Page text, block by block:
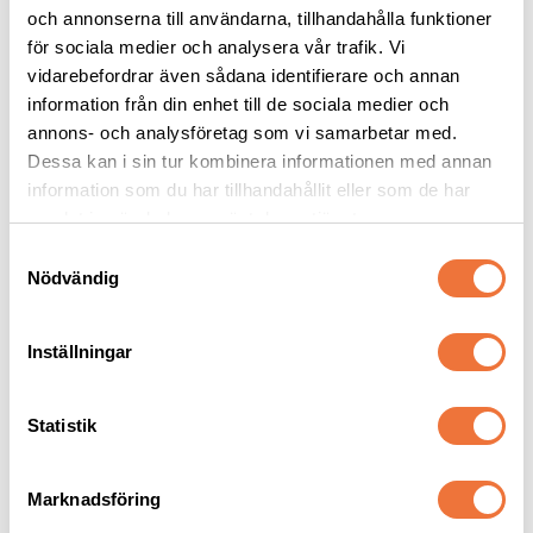
och annonserna till användarna, tillhandahålla funktioner
för sociala medier och analysera vår trafik. Vi
vidarebefordrar även sådana identifierare och annan
information från din enhet till de sociala medier och
annons- och analysföretag som vi samarbetar med.
Dessa kan i sin tur kombinera informationen med annan
information som du har tillhandahållit eller som de har
samlat in när du har använt deras tjänster.
Nödvändig
Inställningar
Statistik
Marknadsföring
Snap on-skär Skip Tooth - Lämnar 3 mm
489kr
Geib Buttercut skär #5
499kr
Senaste besökta produkter